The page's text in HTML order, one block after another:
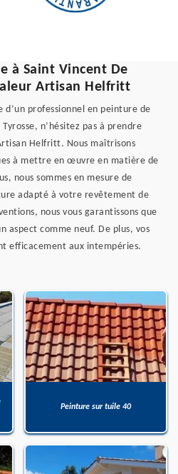
à Saint Vincent De
Artisan Helfritt
d’un professionnel en peinture de
n’hésitez pas à prendre
Helfritt. Nous maîtrisons
à mettre en œuvre en matière de
nous sommes en mesure de
adapté à votre revêtement de
nous vous garantissons que
aspect comme neuf. De plus, vos
efficacement aux intempéries.
Peinture sur tuile 40